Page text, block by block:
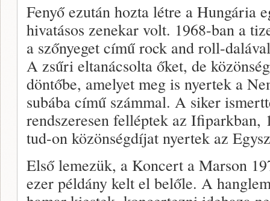
Fenyő ezután hozta létre a Hungária
hivatásos zenekar volt. 1968-ban a
a szőnyeget című rock and roll-
A zsűri eltanácsolta őket, de
döntőbe, amelyet meg is nyertek a
subába című számmal. A siker
rendszeresen felléptek az
tud-on közönségdíjat nyertek az
Első lemezük, a Koncert a Marson
ezer példány kelt el belőle. A